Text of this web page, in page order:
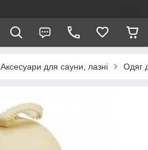
Аксесуари для сауни, лазні Одяг